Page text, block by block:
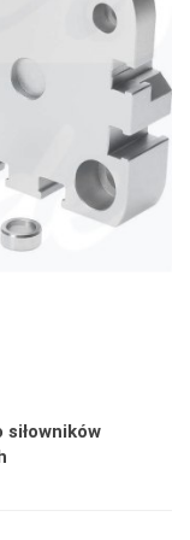
siłowników